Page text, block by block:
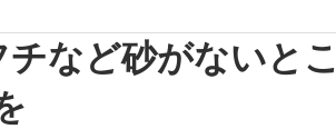
など砂がないとこ